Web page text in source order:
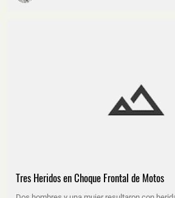
Tres Heridos en Choque Frontal de Motos